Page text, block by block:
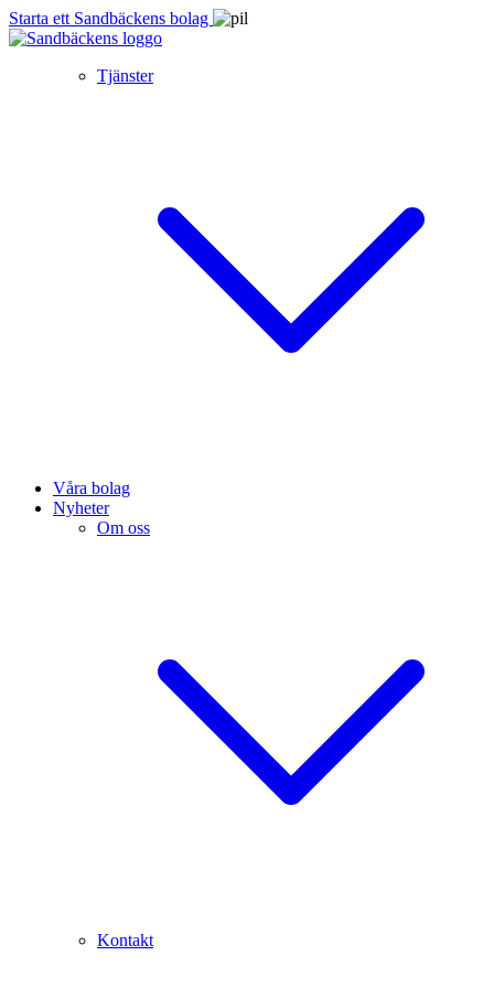
Starta ett Sandbäckens bolag
Tjänster
Våra bolag
Nyheter
Om oss
Kontakt